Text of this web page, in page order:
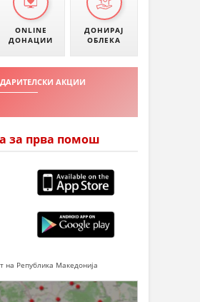
ONLINE
ДОНАЦИИ
ДОНИРАЈ
ОБЛЕКА
АКЦИИ
за прва помош
на Република Македонија